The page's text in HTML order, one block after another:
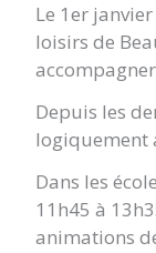
Le 1er
loisirs de
Depuis les
logiquement
Dans les
11h45 à
animations